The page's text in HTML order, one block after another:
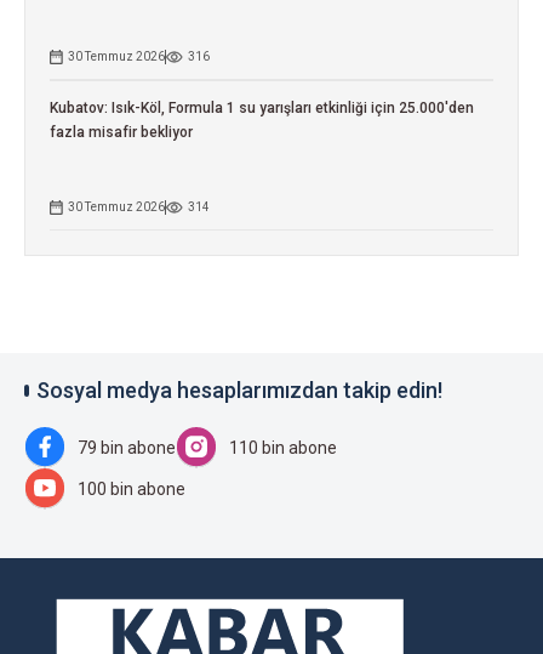
30 Temmuz 2026 316
Kubatov: Isık-Köl, Formula 1 su yarışları etkinliği için 25.000'den
fazla misafir bekliyor
30 Temmuz 2026 314
Sosyal medya hesaplarımızdan takip edin!
79 bin abone 110 bin abone
100 bin abone